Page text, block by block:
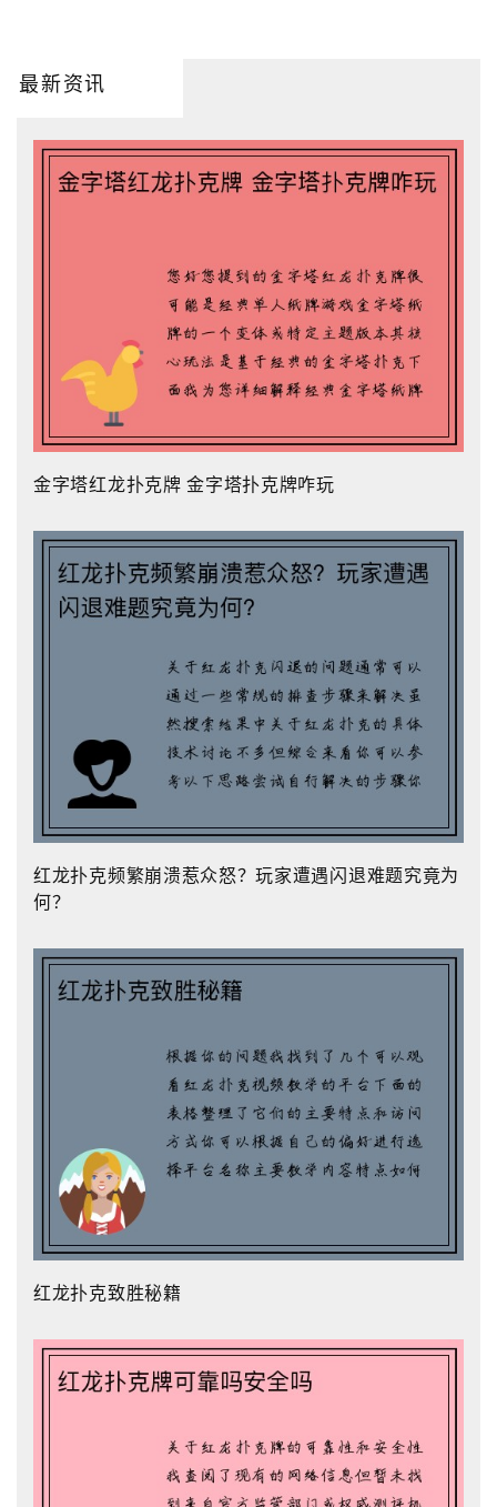
最新资讯
金字塔红龙扑克牌 金字塔扑克牌咋玩
红龙扑克频繁崩溃惹众怒？玩家遭遇闪退难题究竟为
何？
红龙扑克致胜秘籍